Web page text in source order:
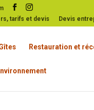
tarifs et devis
Devis
Restauration et